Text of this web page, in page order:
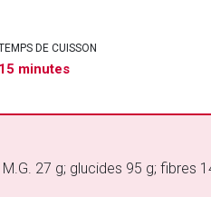
DE CUISSON
15 minutes
27 g; glucides 95 g; fibres